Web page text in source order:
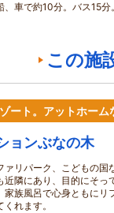
、車で約10分。バス15分
この施
ート。アットホーム
ョンぶなの木
ァリパーク、こどもの国
近隣にあり、目的にそっ
家族風呂で心身ともにリ
くれます。